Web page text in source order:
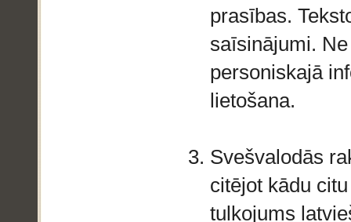
prasības.
saīsinājumi.
personiskajā
lietošana.
Svešvalodās
citējot kādu
tulkojums